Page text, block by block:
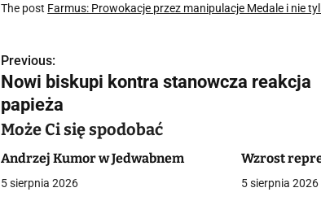
The post Farmus: Prowokacje przez manipulacje Medale i nie
N
a
w
i
g
Previous:
Nowi biskupi kontra stanowcza reakcja
papieża
Może Ci się spodobać
Andrzej Kumor w Jedwabnem
5 sierpnia 2026
Wzrost
5 sierpnia 2026